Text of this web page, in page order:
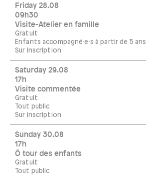
Friday 28.08
09h30
Visite-Atelier en famille
Gratuit
Enfants accompagné·e·s à partir de 5 ans
Sur inscription
Saturday 29.08
17h
Visite commentée
Gratuit
Tout public
Sur inscription
Sunday 30.08
17h
Ô tour des enfants
Gratuit
Tout public